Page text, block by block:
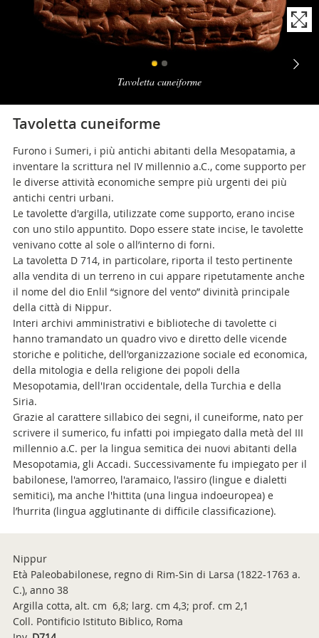
Tavoletta cuneiforme
Tavoletta cuneiforme
Furono i Sumeri, i più antichi abitanti della Mesopatamia, a
inventare la scrittura nel IV millennio a.C., come supporto per
le diverse attività economiche sempre più urgenti dei più
antichi centri urbani.
Le tavolette d'argilla, utilizzate come supporto, erano incise
con uno stilo appuntito. Dopo essere state incise, le tavolette
venivano cotte al sole o all’interno di forni.
La tavoletta D 714, in particolare, riporta il testo pertinente
alla vendita di un terreno in cui appare ripetutamente anche
il nome del dio Enlil “signore del vento” divinità principale
della città di Nippur.
Interi archivi amministrativi e biblioteche di tavolette ci
hanno tramandato un quadro vivo e diretto delle vicende
storiche e politiche, dell'organizzazione sociale ed economica,
della mitologia e della religione dei popoli della
Mesopotamia, dell'Iran occidentale, della Turchia e della
Siria.
Grazie al carattere sillabico dei segni, il cuneiforme, nato per
scrivere il sumerico, fu infatti poi impiegato dalla metà del III
millennio a.C. per la lingua semitica dei nuovi abitanti della
Mesopotamia, gli Accadi. Successivamente fu impiegato per il
babilonese, l'amorreo, l'aramaico, l'assiro (lingue e dialetti
semitici), ma anche l'hittita (una lingua indoeuropea) e
l’hurrita (lingua agglutinante di difficile classificazione).
Nippur
Età Paleobabilonese, regno di Rim-Sin di Larsa (1822-1763 a.
C.), anno 38
Argilla cotta, alt. cm 6,8; larg. cm 4,3; prof. cm 2,1
Coll. Pontificio Istituto Biblico, Roma